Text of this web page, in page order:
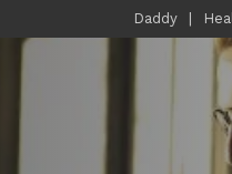
Daddy